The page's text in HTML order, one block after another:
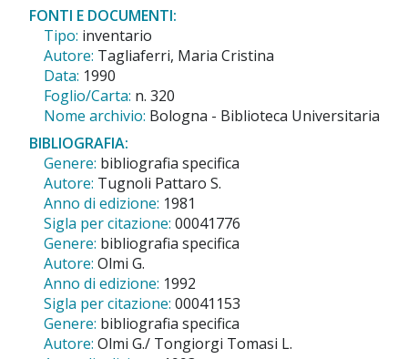
FONTI E DOCUMENTI:
Tipo: inventario
Autore: Tagliaferri, Maria Cristina
Data: 1990
Foglio/Carta: n. 320
Nome archivio: Bologna - Biblioteca Universitaria
BIBLIOGRAFIA:
Genere: bibliografia specifica
Autore: Tugnoli Pattaro S.
Anno di edizione: 1981
Sigla per citazione: 00041776
Genere: bibliografia specifica
Autore: Olmi G.
Anno di edizione: 1992
Sigla per citazione: 00041153
Genere: bibliografia specifica
Autore: Olmi G./ Tongiorgi Tomasi L.